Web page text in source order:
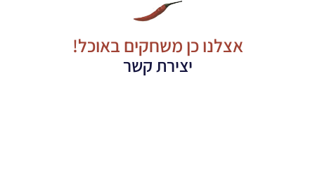
אצלנו כן משחקים באוכל!
יצירת קשר